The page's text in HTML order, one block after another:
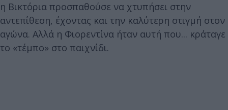
η Βικτόρια προσπαθούσε να χτυπήσει στην
αντεπίθεση, έχοντας και την καλύτερη στιγμή στον
αγώνα. Αλλά η Φιορεντίνα ήταν αυτή που... κράταγε
το «τέμπο» στο παιχνίδι.